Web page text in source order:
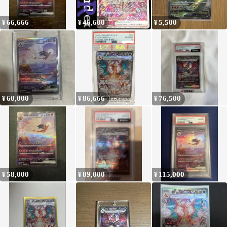
¥66,666 ¥46,600 ¥5,500
¥60,000 ¥86,666 ¥ 76,500
¥58,000 ¥89,000 ¥ 115,000